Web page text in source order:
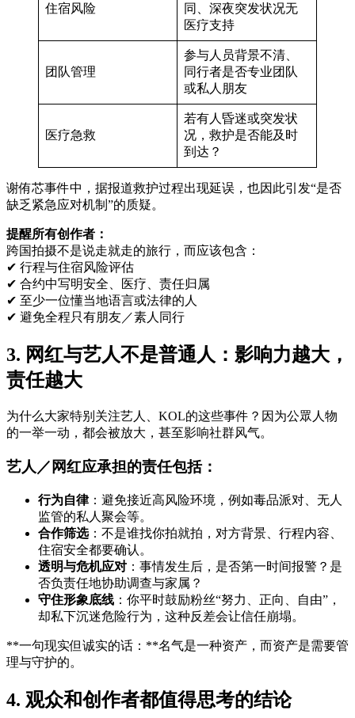
住宿风险
同、深夜突发状况无
医疗支持
团队管理
参与人员背景不清、
同行者是否专业团队
或私人朋友
医疗急救
若有人昏迷或突发状
况，救护是否能及时
到达？
谢侑芯事件中，据报道救护过程出现延误，也因此引发“是否
缺乏紧急应对机制”的质疑。
提醒所有创作者：
跨国拍摄不是说走就走的旅行，而应该包含：
✔ 行程与住宿风险评估
✔ 合约中写明安全、医疗、责任归属
✔ 至少一位懂当地语言或法律的人
✔ 避免全程只有朋友／素人同行
3. 网红与艺人不是普通人：影响力越大，
责任越大
为什么大家特别关注艺人、KOL的这些事件？因为公眾人物
的一举一动，都会被放大，甚至影响社群风气。
艺人／网红应承担的责任包括：
行为自律：避免接近高风险环境，例如毒品派对、无人
监管的私人聚会等。
合作筛选：不是谁找你拍就拍，对方背景、行程内容、
住宿安全都要确认。
透明与危机应对 ：事情发生后，是否第一时间报警？是
否负责任地协助调查与家属？
守住形象底线 ：你平时鼓励粉丝“努力、正向、自由”，
却私下沉迷危险行为，这种反差会让信任崩塌。
**一句现实但诚实的话：**名气是一种资产，而资产是需要管
理与守护的。
4. 观众和创作者都值得思考的结论